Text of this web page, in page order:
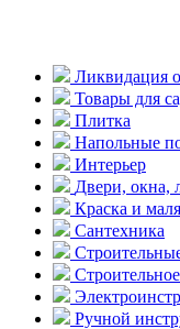
Ликвидация
Товары для
Плитка
Напольные
Интерьер
Двери, окна,
Краска и
Сантехника
Ручной